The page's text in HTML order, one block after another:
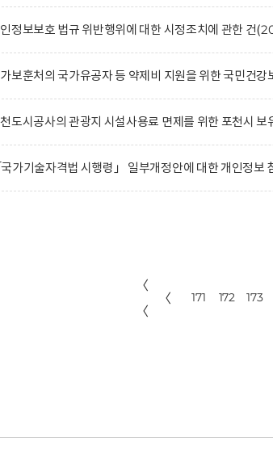
정보보호 법규 위반행위에 대한 시정조치에 관한 건
보훈처의 국가유공자 등 약제비 지원을 위한 국민건
도시공사의 관광지 시설사용료 면제를 위한 포천시 보
국가기술자격법 시행령」 일부개정안에 대한 개인정보
〈
〈
〈 171 172 173